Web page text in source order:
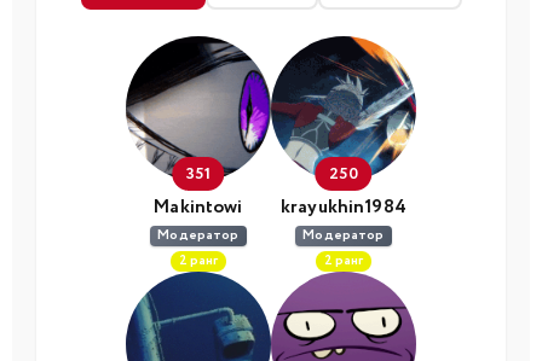
351
Makintowi
Модератор
2 ранг
250
krayukhin1984
Модератор
2 ранг